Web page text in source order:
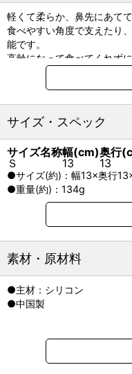
軽くて柔らか、鼻先にあて
食べやすい角度で支えたり
能です。
高齢になって食べてくれず
工夫が大切。
食洗器、電子レンジも使用
◇食欲が細くなったら食欲
香り＆形状：つぶしたり、
温度：香りがひきたつ温度
高さ：下を向くのがつらく
角度：フセたまま楽に食べ
サイズ・スペック
サイズ名称幅(cm)奥行
Ｓ
13 13
●サイズ(約)：幅13×奥行
●重量(約)：134g
素材・原材料
●主材：シリコン
●中国製